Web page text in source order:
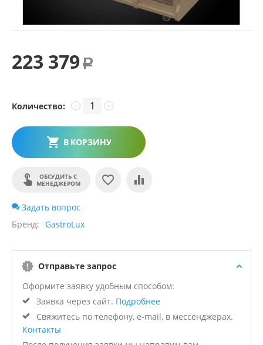
223 379 Р
Количество: +
−
В КОРЗИНУ
ОБСУДИТЬ С
МЕНЕДЖЕРОМ
Задать вопрос
Бренд
GastroLux
Отправьте запрос
Оформите заявку удобным способом:
Заявка через сайт. Подробнее
Свяжитесь по телефону, e-mail, в мессенджерах.
Контакты